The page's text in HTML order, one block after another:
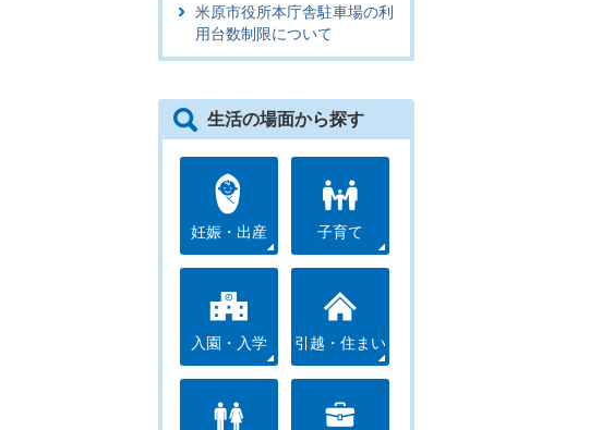
米原市役所本庁舎駐車場の利
用台数制限について
生活の場面から探す
妊娠・出産 子育て
入園・入学 引越・住まい